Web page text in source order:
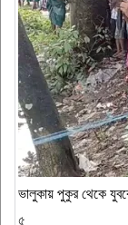
ভালুকায় পুকুর থেকে
৫